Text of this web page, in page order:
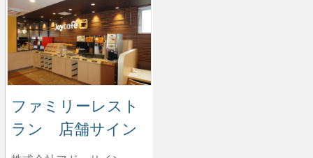
ファミリーレスト
ラン 店舗サイン